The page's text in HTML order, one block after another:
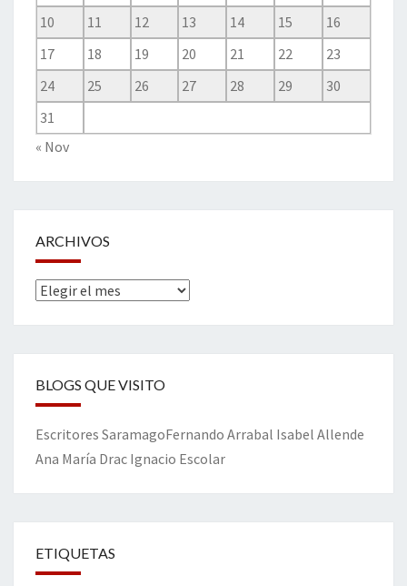
10
11 12 13 14 15
16
17
18 19 20 21 22
23
24
25 26 27 28 29
30
31
« Nov
ARCHIVOS
Archivos
BLOGS QUE VISITO
Escritores SaramagoFernando Arrabal Isabel Allende
Ana María Drac Ignacio Escolar
ETIQUETAS